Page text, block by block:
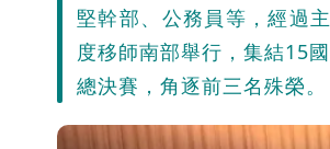
堅幹部、公務員等，經過
度移師南部舉行，集結15
總決賽，角逐前三名殊榮。